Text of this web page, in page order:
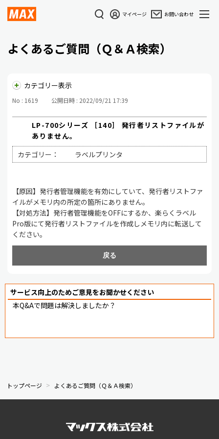
マイページ お問い合わせ
よくあるご質問（Ｑ＆Ａ検索）
カテゴリー表示
No : 1619 公開日時 : 2022/09/21 17:39
LP-700シリーズ ［140］ 発行者リストファイルが
ありません。
カテゴリー：
ラベルプリンタ
【原因】発行者管理機能を有効にしていて、発行者リストファ
イルがメモリ内の所定の箇所にありません。
【対処方法】発行者管理機能をOFFにするか、楽らくラベル
Pro版にて発行者リストファイルを作成しメモリ内に転送して
ください。
戻る
サービス向上のためご意見をお聞かせください
本Q&Aで問題は解決しましたか？
トップページ よくあるご質問（Ｑ＆Ａ検索）